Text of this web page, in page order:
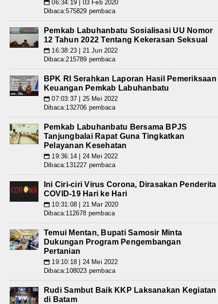
📅 06:34:19 | 03 Feb 2020
Dibaca:575829 pembaca
Pemkab Labuhanbatu Sosialisasi UU Nomor
12 Tahun 2022 Tentang Kekerasan Seksual
📅 16:38:23 | 21 Jun 2022
Dibaca:215789 pembaca
BPK RI Serahkan Laporan Hasil Pemeriksaan
Keuangan Pemkab Labuhanbatu
📅 07:03:37 | 25 Mei 2022
Dibaca:132706 pembaca
Pemkab Labuhanbatu Bersama BPJS
Tanjungbalai Rapat Guna Tingkatkan
Pelayanan Kesehatan
📅 19:36:14 | 24 Mei 2022
Dibaca:131227 pembaca
Ini Ciri-ciri Virus Corona, Dirasakan Penderita
COVID-19 Hari ke Hari
📅 10:31:08 | 21 Mar 2020
Dibaca:112678 pembaca
Temui Mentan, Bupati Samosir Minta
Dukungan Program Pengembangan
Pertanian
📅 19:10:18 | 24 Mei 2022
Dibaca:108023 pembaca
Rudi Sambut Baik KKP Laksanakan Kegiatan
di Batam